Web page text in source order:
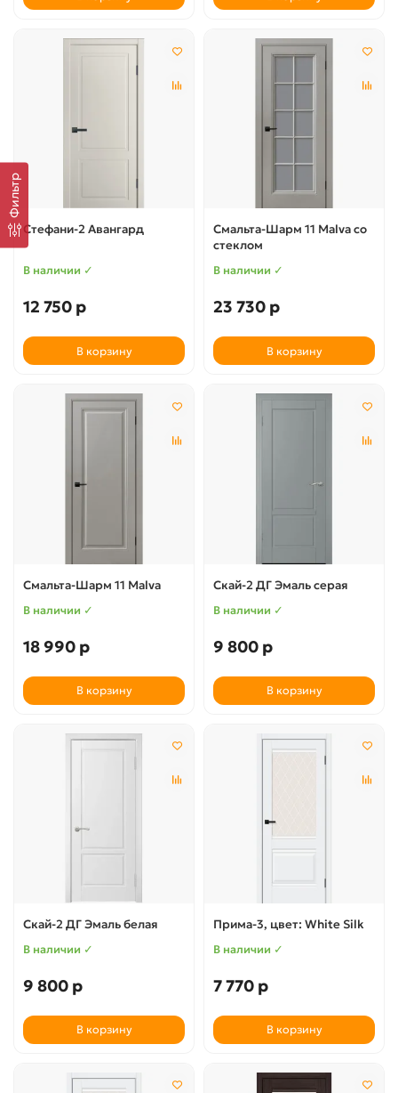
Фильтр
Стефани-2 Авангард
В наличии ✓
12 750 р
В корзину
Смальта-Шарм 11 Malva со
стеклом
В наличии ✓
23 730 р
В корзину
Смальта-Шарм 11 Malva
В наличии ✓
18 990 р
В корзину
Скай-2 ДГ Эмаль серая
В наличии ✓
9 800 р
В корзину
Скай-2 ДГ Эмаль белая
В наличии ✓
9 800 р
В корзину
Прима-3, цвет: White Silk
В наличии ✓
7 770 р
В корзину